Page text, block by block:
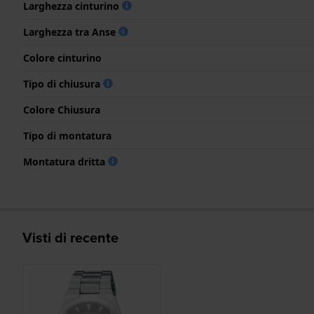
Larghezza cinturino
Larghezza tra Anse
Colore cinturino
Tipo di chiusura
Colore Chiusura
Tipo di montatura
Montatura dritta
Visti di recente